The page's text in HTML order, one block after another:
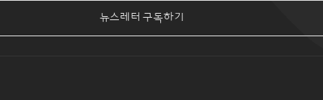
뉴스레터 구독하기